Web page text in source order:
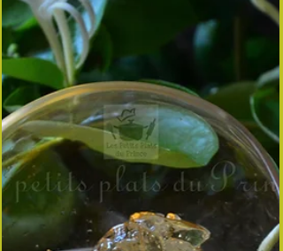
terriblement estival. Les fruits, doucement confits
dans un caramel doré, se lovent sous une pâte
feuilletée croustillante. À la sortie du four, une
quenelle de glace maison à la mélisse fond
lentement sur la tatin encore tiède, libérant un
parfum citronné d’une grande finesse. Un dessert
de